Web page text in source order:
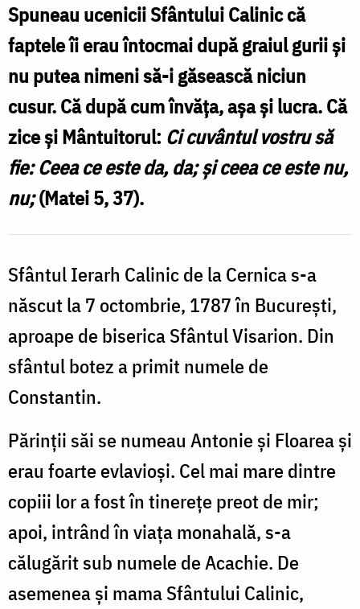
Calinic
de
la
Cernica
Spuneau ucenicii Sfântului Calinic că
faptele îi erau întocmai după graiul gurii și
nu putea nimeni să-i găsească niciun
cusur. Că după cum învăța, așa și lucra. Că
zice și Mântuitorul: Ci cuvântul vostru să
fie: Ceea ce este da, da; și ceea ce este nu,
nu;​(Matei 5, 37).
Sfântul Ierarh Calinic de la Cernica s-a
născut la 7 octombrie, 1787 în București,
aproape de biserica Sfântul Visarion. Din
sfântul botez a primit numele de
Constantin.
Părinții săi se numeau Antonie și Floarea și
erau foarte evlavioși. Cel mai mare dintre
copiii lor a fost în tinerețe preot de mir;
apoi, intrând în viața monahală, s-a
călugărit sub numele de Acachie. De
asemenea și mama Sfântului Calinic,